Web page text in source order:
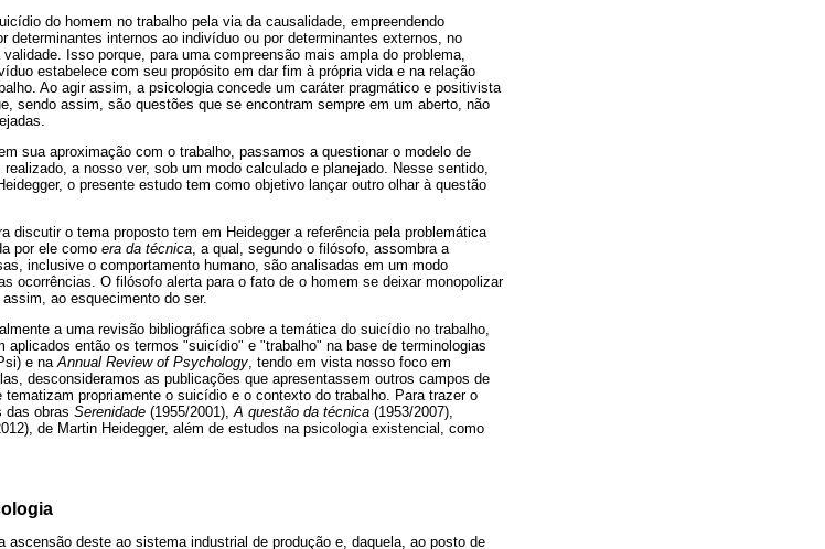
do homem no trabalho pela via da causalidade, empreendendo
determinantes internos ao indivíduo ou por determinantes externos, no
Isso porque, para uma compreensão mais ampla do problema,
estabelece com seu propósito em dar fim à própria vida e na relação
Ao agir assim, a psicologia concede um caráter pragmático e positivista
sendo assim, são questões que se encontram sempre em um aberto, não
sua aproximação com o trabalho, passamos a questionar o modelo de
a nosso ver, sob um modo calculado e planejado. Nesse sentido,
o presente estudo tem como objetivo lançar outro olhar à questão
discutir o tema proposto tem em Heidegger a referência pela problemática
por ele como era da técnica, a qual, segundo o filósofo, assombra a
inclusive o comportamento humano, são analisadas em um modo
ocorrências. O filósofo alerta para o fato de o homem se deixar monopolizar
ao esquecimento do ser.
a uma revisão bibliográfica sobre a temática do suicídio no trabalho,
aplicados então os termos "suicídio" e "trabalho" na base de terminologias
e naAnnual Review of Psychology, tendo em vista nosso foco em
desconsideramos as publicações que apresentassem outros campos de
propriamente o suicídio e o contexto do trabalho. Para trazer o
das obras Serenidade (1955/2001),A questão da técnica (1953/2007),
de Martin Heidegger, além de estudos na psicologia existencial, como
deste ao sistema industrial de produção e, daquela, ao posto de